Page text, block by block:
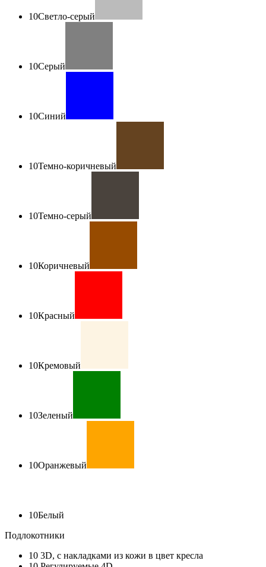
10Светло-серый
10Серый
10Синий
10Темно-коричневый
10Темно-серый
10Коричневый
10Красный
10Кремовый
10Зеленый
10Оранжевый
10Белый
Подлокотники
10 3D, с накладками из кожи в цвет кресла